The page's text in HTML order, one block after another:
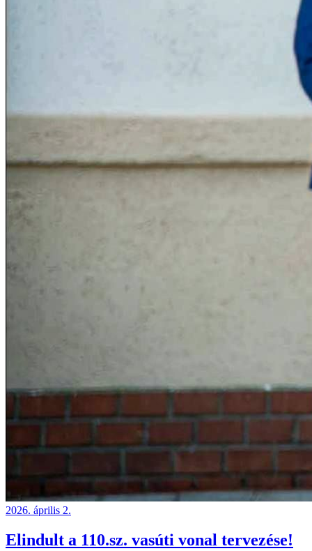
2026. április 2.
Elindult a 110.sz. vasúti vonal tervezése!